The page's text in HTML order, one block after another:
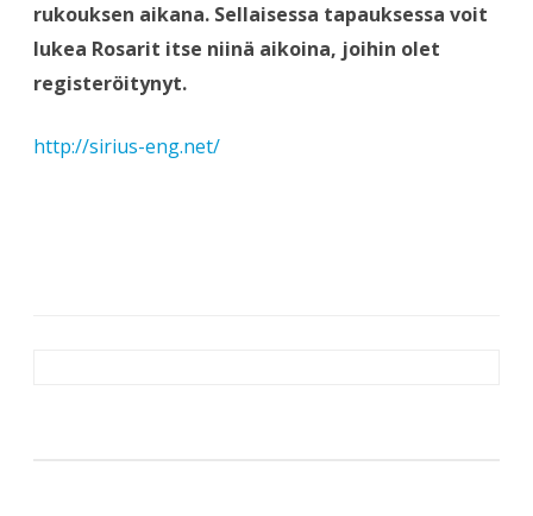
rukouksen aikana. Sellaisessa tapauksessa voit
lukea Rosarit itse niinä aikoina, joihin olet
registeröitynyt.
http://sirius-eng.net/